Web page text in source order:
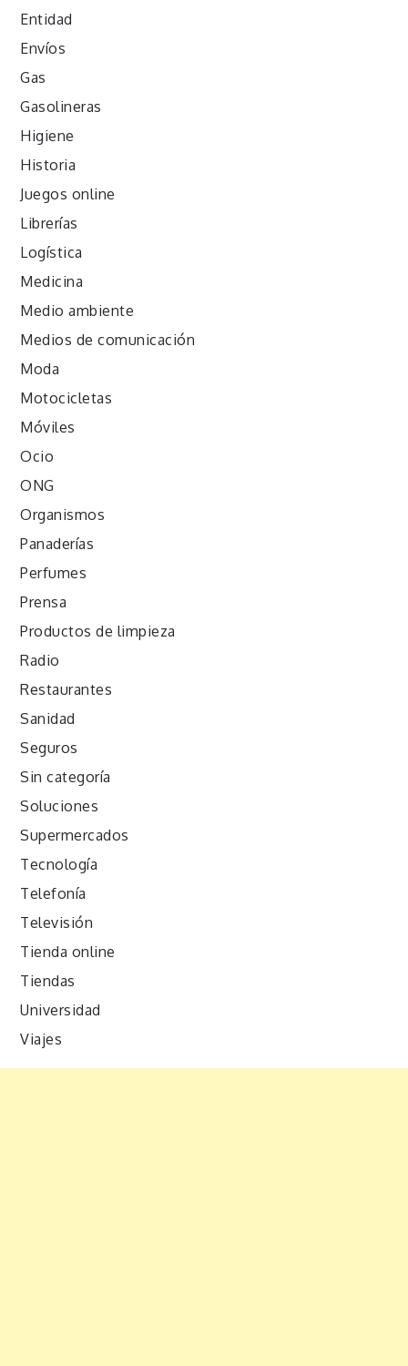
Entidad
Envíos
Gas
Gasolineras
Higiene
Historia
Juegos online
Librerías
Logística
Medicina
Medio ambiente
Medios de comunicación
Moda
Motocicletas
Móviles
Ocio
ONG
Organismos
Panaderías
Perfumes
Prensa
Productos de limpieza
Radio
Restaurantes
Sanidad
Seguros
Sin categoría
Soluciones
Supermercados
Tecnología
Telefonía
Televisión
Tienda online
Tiendas
Universidad
Viajes